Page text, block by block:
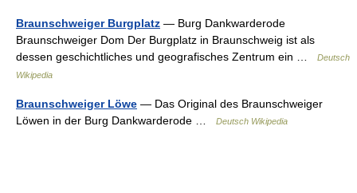
Braunschweiger Burgplatz — Burg Dankwarderode
Braunschweiger Dom Der Burgplatz in Braunschweig ist als
dessen geschichtliches und geografisches Zentrum ein …
Deutsch
Wikipedia
Braunschweiger Löwe — Das Original des Braunschweiger
Löwen in der Burg Dankwarderode …
Deutsch Wikipedia